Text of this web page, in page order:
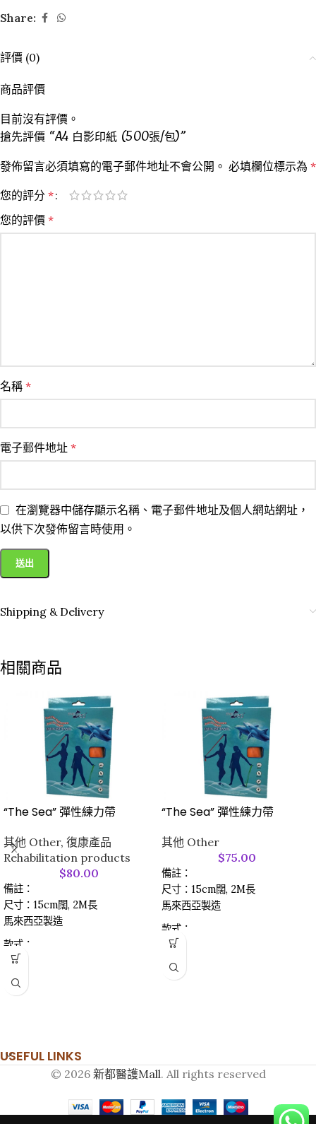
Share:
評價 (0)
商品評價
目前沒有評價。
搶先評價 “A4 白影印紙 (500張/包)”
發佈留言必須填寫的電子郵件地址不會公開。 必填欄位標示為 *
您的評分 *
您的評價 *
名稱 *
電子郵件地址 *
在瀏覽器中儲存顯示名稱、電子郵件地址及個人網站網址，
以供下次發佈留言時使用。
Shipping & Delivery
相關商品
“The Sea” 彈性練力帶
其他 Other, 復康產品
Rehabilitation products
$80.00
備註：
尺寸：15cm闊, 2M長
馬來西亞製造
款式：
0.25 Thick 厚 (Green 綠色)
“The Sea” 彈性練力帶
其他 Other
$75.00
備註：
尺寸：15cm闊, 2M長
馬來西亞製造
款式：
0.2 Thick 厚 (Orange 橙色)
USEFUL LINKS
© 2026 新都醫護Mall. All rights reserved